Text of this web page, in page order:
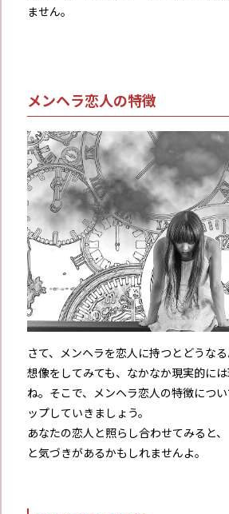
ません。
メンヘラ恋人の特徴
さて、メンヘラを恋人に持つとどうな
想像をしてみても、なかなか現実的に
ね。そこで、メンヘラ恋人の特徴につ
ップしていきましょう。
あなたの恋人と照らし合わせてみると、
と気づきがあるかもしれませんよ。